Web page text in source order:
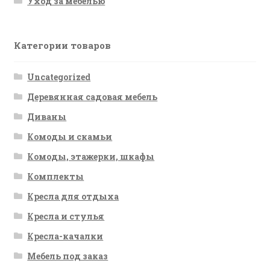
Категории товаров
Uncategorized
Деревянная садовая мебель
Диваны
Комоды и скамьи
Комоды, этажерки, шкафы
Комплекты
Кресла для отдыха
Кресла и стулья
Кресла-качалки
Мебель под заказ